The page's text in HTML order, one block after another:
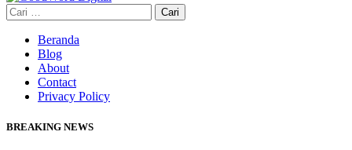
Cari
untuk:
Beranda
Blog
About
Contact
Privacy Policy
BREAKING NEWS